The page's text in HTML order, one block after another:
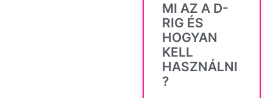
MI AZ A D-
RIG ÉS
HOGYAN
KELL
HASZNÁLNI
?